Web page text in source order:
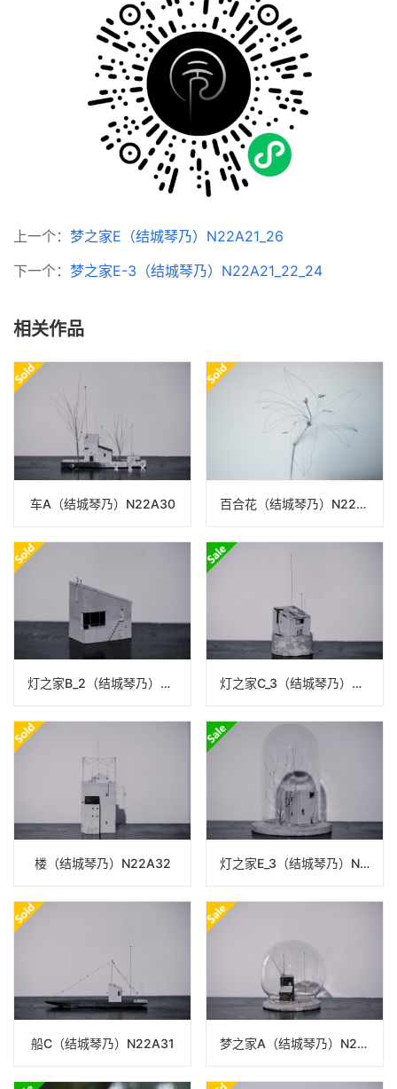
上一个： 梦之家E（结城琴乃）N22A21_26
下一个： 梦之家E-3（结城琴乃）N22A21_22_24
相关作品
车A（结城琴乃）N22A30 百合花（结城琴乃）N22A106
灯之家B_2（结城琴乃）N22A13 灯之家C_3（结城琴乃）N22A14
楼（结城琴乃）N22A32 灯之家E_3（结城琴乃）N22A16
船C（结城琴乃）N22A31 梦之家A（结城琴乃）N22A17_24